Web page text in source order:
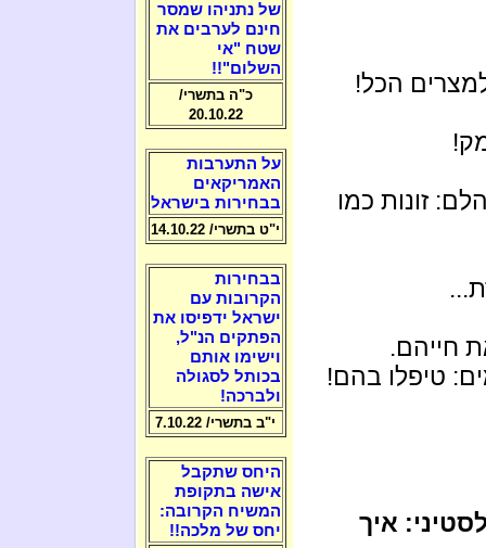
הכל!
זונות כמו
חייהם.
טיפלו בהם!
איך
של נתניהו שמסר
חינם לערבים את
שטח "אי
השלום"!!
כ"ה בתשרי/
20.10.22
על התערבות
האמריקאים
בבחירות בישראל
י"ט בתשרי/ 14.10.22
בבחירות
הקרובות עם
ישראל ידפיסו את
הפתקים הנ"ל,
וישימו אותם
בכותל לסגולה
ולברכה!
י"ב בתשרי/ 7.10.22
היחס שתקבל
אישה בתקופת
המשיח הקרובה:
יחס של מלכה!!